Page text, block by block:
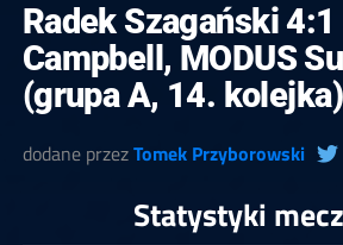
Radek Szagański
Campbell, MODUS
(grupa A, 14. kolejka)
dodane przezTomek Przyborowski
Statystyki